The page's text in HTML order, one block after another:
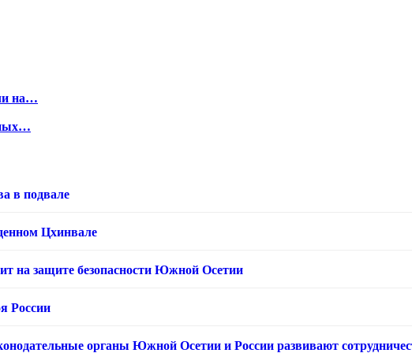
на…
в подвале
Цхинвале
на защите безопасности Южной Осетии
России
органы Южной Осетии и России развивают